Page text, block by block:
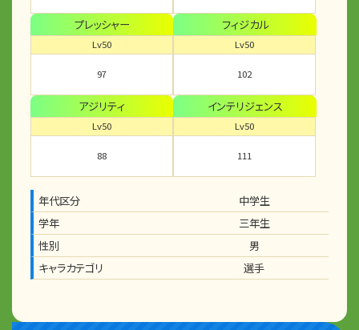
プレッシャー
Lv50
97
フィジカル
Lv50
102
アジリティ
Lv50
88
インテリジェンス
Lv50
111
年代区分
中学生
学年
三年生
性別
男
キャラカテゴリ
選手